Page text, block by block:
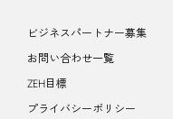
ビジネスパートナー募集
お問い合わせ一覧
ZEH目標
プライバシーポリシー